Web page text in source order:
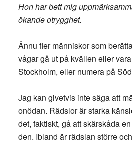
Hon har bett mig
ökande otrygghet.
Ännu fler människor som
vågar gå ut på kvällen eller
Stockholm, eller numera på
Jag kan givetvis inte säga att
onödan. Rädslor är starka
det, faktiskt, gå att skärskåda
den. Ibland är rädslan större